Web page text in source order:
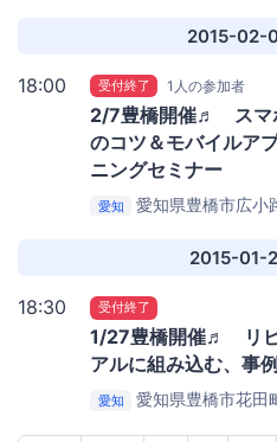
2015-02-
18:00 受付終了 1人の参加者
2/7豊橋開催♬ スマ
のコツ＆モバイルア
ニングセミナー
愛知
愛知県豊橋市広
2015-01-
18:30 受付終了
1/27豊橋開催♬ リピ
アルに組み込む、事
愛知 愛知県豊橋市花田